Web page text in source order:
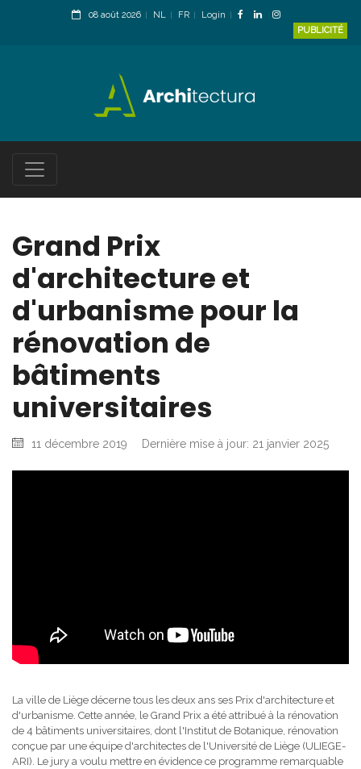
08 août 2026 NL FR
Login
PUBLICITÉ
Grand Prix
d'architecture et
d'urbanisme pour la
rénovation de
bâtiments
universitaires
11 décembre 2019 Dernière mise à jour: 21 janvier 2025
La ville de Liège décerne tous les deux ans ses Prix d'architecture et
d'urbanisme. Cette année, le Grand Prix a été attribué à la rénovation
de 4 bâtiments universitaires, dont l'Institut de Botanique, rénovation
conçue par une équipe d'architectes de l'Université de Liège (ULIEGE-
ARI). Le jury a voulu mettre en évidence ce programme remarquable